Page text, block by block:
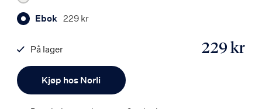
Ebok 229 kr
Kjøp hos Norli
229 kr
På lager
9788203461422